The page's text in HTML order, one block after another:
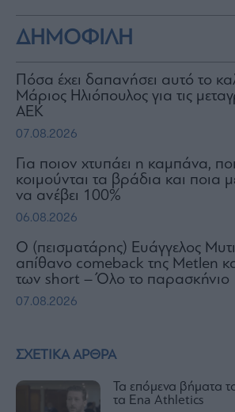
ΣΧΕΤΙΚΑ ΑΡΘΡΑ
Τα επόμενα βήματα
τα Ena Athletics
ΔΗΜΟΦΙΛΗ
Πόσα έχει δαπανήσει αυτό το
Μάριος Ηλιόπουλος για τις
ΑΕΚ
07.08.2026
Για ποιον χτυπάει η καμπάνα,
κοιμούνται τα βράδια και ποια
να ανέβει 100%
06.08.2026
Ο (πεισματάρης) Ευάγγελος
απίθανο comeback της Μetlen
των short – Όλο το παρασκήνιο
07.08.2026